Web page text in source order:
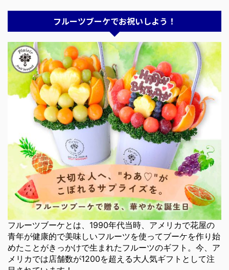
フルーツブーケでお祝いしよう！
フルーツブーケとは、1990年代当時、アメリカで花屋の
青年が健康的で美味しいフルーツを使ってブーケを作り始
めたことがきっかけで生まれたフルーツのギフト。今、ア
メリカでは店舗数が1200を超える大人気ギフトとして注